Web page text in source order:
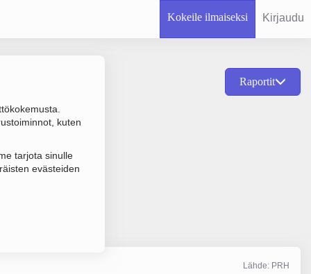
Kokeile ilmaiseksi Kirjaudu
kuten
tarjota sinulle
evästeiden
Raportit
konsultointi,
Lähde: PRH